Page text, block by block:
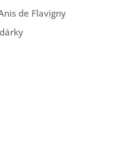
de Flavigny